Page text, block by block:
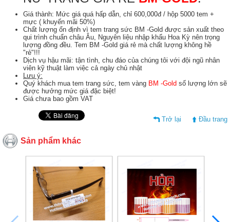
Giá thành: Mức giá quá hấp dẫn, chỉ 600,000đ / hộp 5000 tem +
mực ( khuyến mãi 50%)
Chất lượng ổn định vì tem trang sức BM -Gold được sản xuất theo
qui trình chuẩn châu Âu, Nguyên liệu nhập khẩu Hoa Kỳ nên trọng
lượng đồng đều. Tem BM -Gold giá rẻ mà chất lượng không hề
"rẻ"!!!
Dịch vụ hậu mãi: tận tình, chu đáo của chúng tôi với đội ngũ nhân
viên kỹ thuật làm việc cả ngày chủ nhật
Lưu ý:
Quý khách mua tem trang sức, tem vàng BM -Gold số lượng lớn sẽ
được hưởng mức giá đặc biệt!
Giá chưa bao gồm VAT
Trở lại Đầu trang
Sản phẩm khác